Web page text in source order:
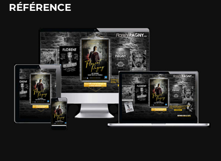
RÉFÉRENCE